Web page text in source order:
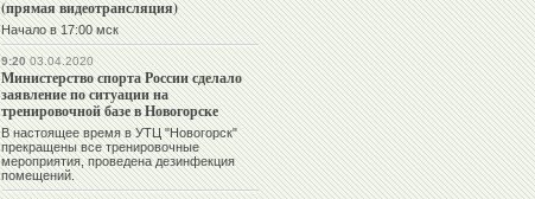
(прямая видеотрансляция)
Начало в 17:00 мск
9:2003.04.2020
Министерство спорта России сделало
заявление по ситуации на
тренировочной базе в Новогорске
В настоящее время в УТЦ "Новогорск"
прекращены все тренировочные
мероприятия, проведена дезинфекция
помещений.